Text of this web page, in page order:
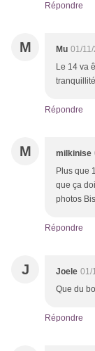
Répondre
M Mu 01/
Le 14 va
Répondre
M milkinise
Plus que
que ça
photos
Répondre
J Joele 01/
Que du
Répondre